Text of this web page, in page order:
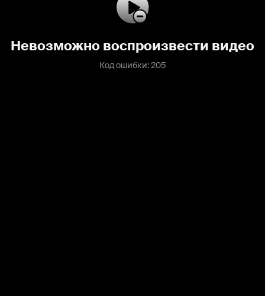
Невозможно воспроизвести видео
Код ошибки: 205